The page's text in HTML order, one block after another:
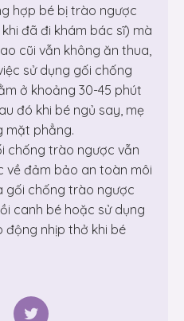
hợp bé bị trào ngược
đã đi khám bác sĩ) mà
cũi vẫn không ăn thua,
sử dụng gối chống
ở khoảng 30-45 phút
đó khi bé ngủ say, mẹ
mặt phẳng.
chống trào ngược vẫn
về đảm bảo an toàn môi
gối chống trào ngược
canh bé hoặc sử dụng
nhịp thở khi bé